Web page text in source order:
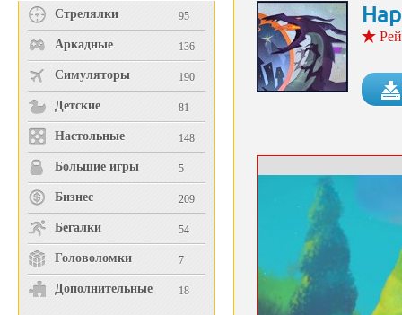
Стрелялки 95
Аркадные 136
Симуляторы 190
Детские 81
Настольные 148
Большие игры 5
Бизнес 209
Бегалки 54
Головоломки 7
Дополнительные 18